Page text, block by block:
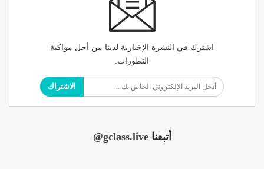
اشترك في النشرة الإخبارية لدينا من أجل مواكبة
التطورات.
الاشتراك
أتبعنا@gclass.live